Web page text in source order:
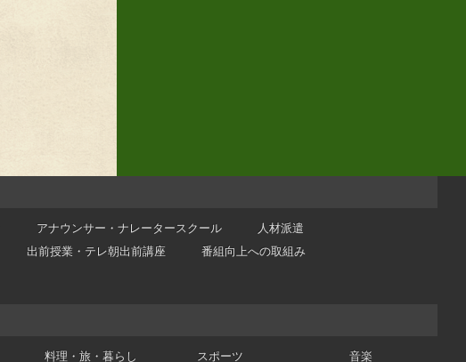
アナウンサー・ナレータースクール
人材派遣
出前授業・テレ朝出前講座
番組向上への取組み
料理・旅・暮らし スポーツ 音楽